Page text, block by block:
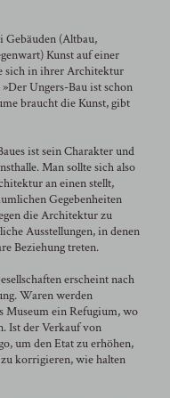
Gebäuden (Altbau,
Kunst auf einer
sich in ihrer Architektur
Ungers-Bau ist schon
braucht die Kunst, gibt
ist sein Charakter und
Man sollte sich also
an einen stellt,
Gegebenheiten
die Architektur zu
Ausstellungen, in denen
Beziehung treten.
erscheint nach
Waren werden
Museum ein Refugium, wo
Ist der Verkauf von
um den Etat zu erhöhen,
korrigieren, wie halten